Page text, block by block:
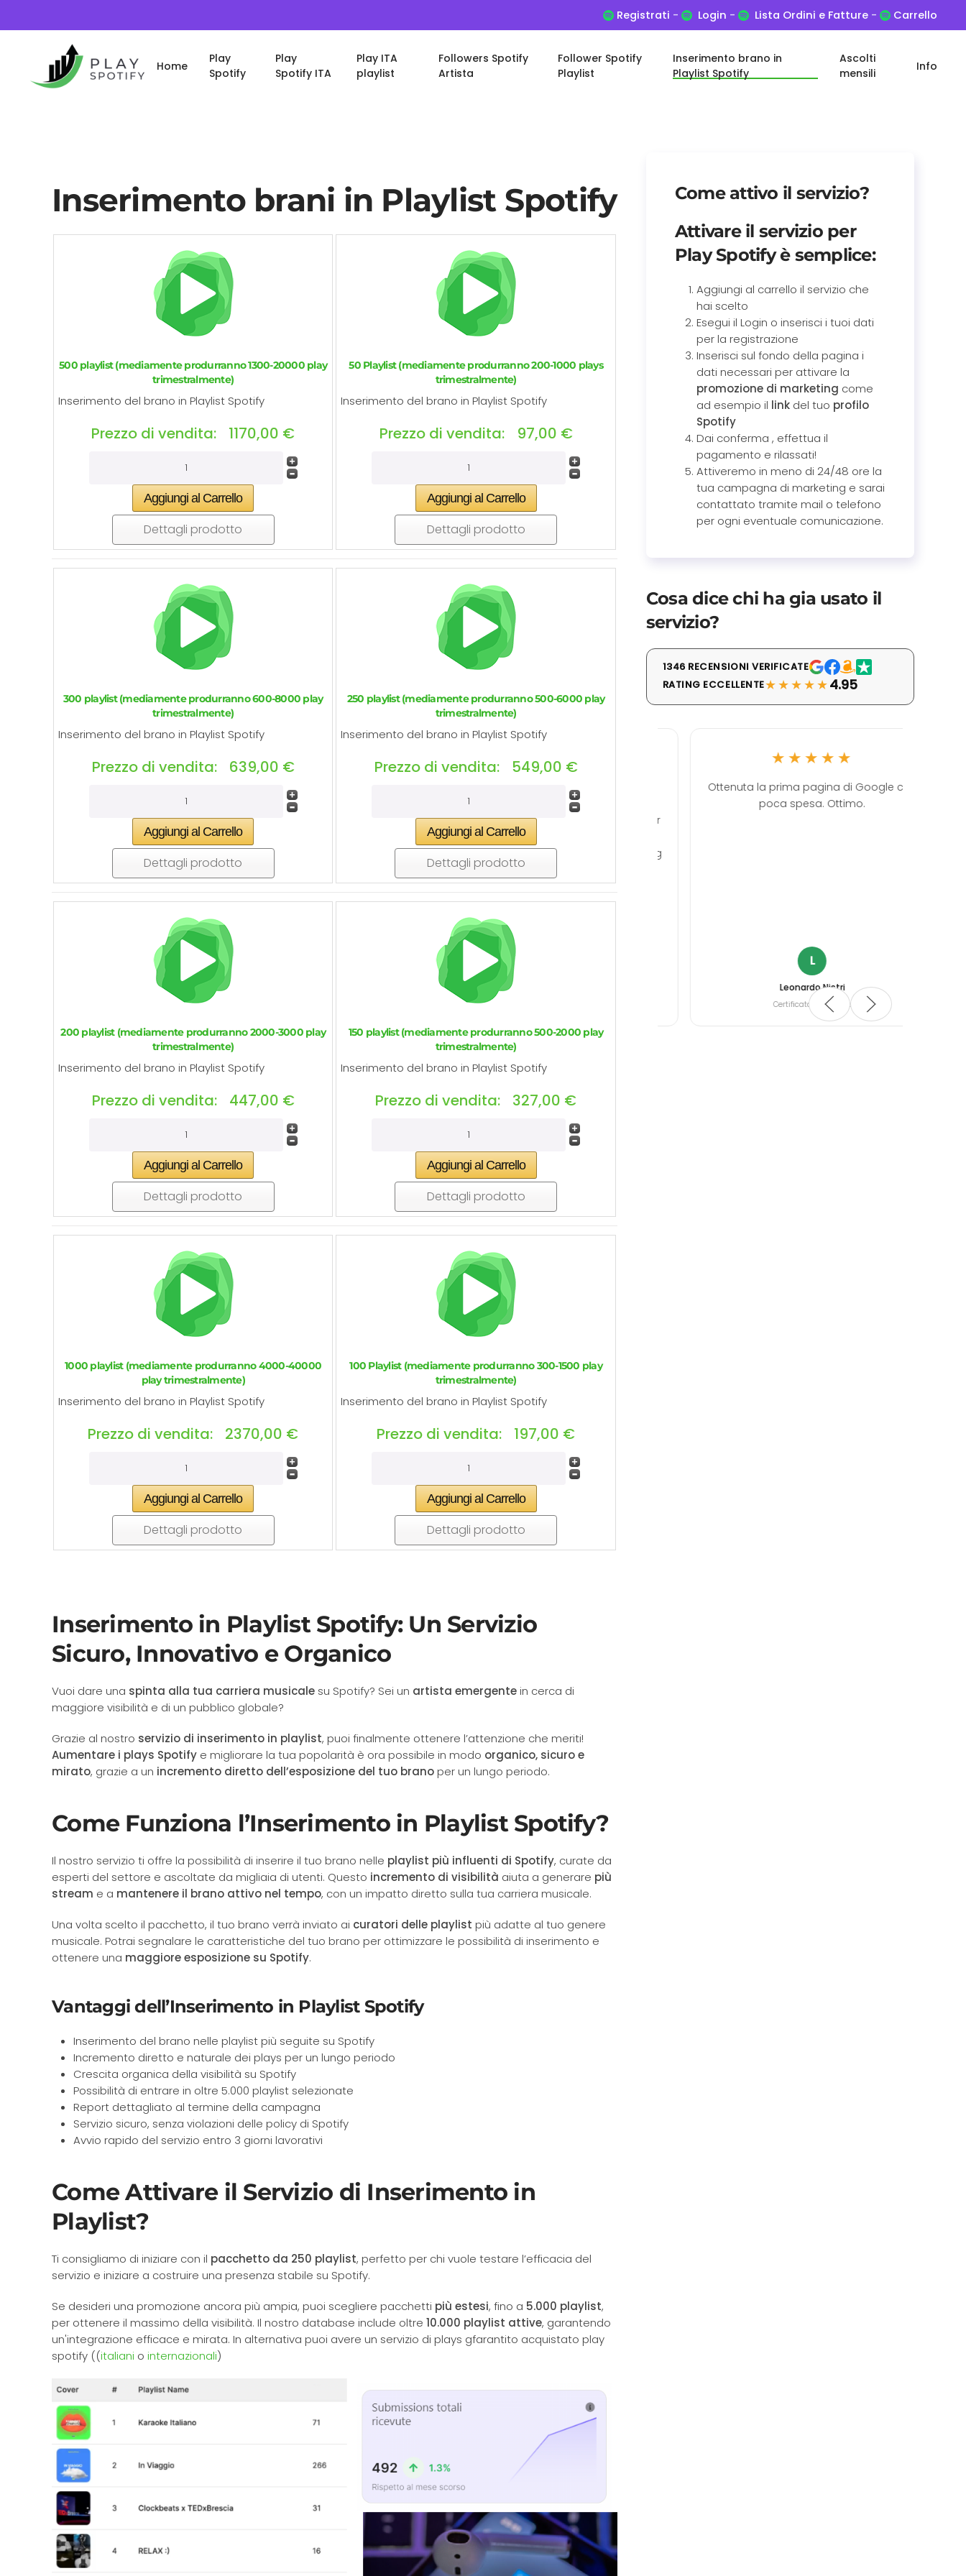
Registrati - Login - Lista Ordini e Fatture - Carrello
Home
Play
Spotify
Play
Spotify ITA
Play ITA
playlist
Followers Spotify
Artista
Follower Spotify
Playlist
Inserimento brano in
Playlist Spotify
Ascolti
mensili
Info
Inserimento brani in Playlist Spotify
500 playlist (mediamente produrranno 1300-20000 play
trimestralmente)
Inserimento del brano in Playlist Spotify
Prezzo di vendita: 1170,00 €
Dettagli prodotto
50 Playlist (mediamente produrranno 200-1000 plays
trimestralmente)
Inserimento del brano in Playlist Spotify
Prezzo di vendita: 97,00 €
Dettagli prodotto
300 playlist (mediamente produrranno 600-8000 play
trimestralmente)
Inserimento del brano in Playlist Spotify
Prezzo di vendita: 639,00 €
Dettagli prodotto
250 playlist (mediamente produrranno 500-6000 play
trimestralmente)
Inserimento del brano in Playlist Spotify
Prezzo di vendita: 549,00 €
Dettagli prodotto
200 playlist (mediamente produrranno 2000-3000 play
trimestralmente)
Inserimento del brano in Playlist Spotify
Prezzo di vendita: 447,00 €
Dettagli prodotto
150 playlist (mediamente produrranno 500-2000 play
trimestralmente)
Inserimento del brano in Playlist Spotify
Prezzo di vendita: 327,00 €
Dettagli prodotto
1000 playlist (mediamente produrranno 4000-40000
play trimestralmente)
Inserimento del brano in Playlist Spotify
Prezzo di vendita: 2370,00 €
Dettagli prodotto
100 Playlist (mediamente produrranno 300-1500 play
trimestralmente)
Inserimento del brano in Playlist Spotify
Prezzo di vendita: 197,00 €
Dettagli prodotto
Inserimento in Playlist Spotify: Un Servizio
Sicuro, Innovativo e Organico
Vuoi dare una spinta alla tua carriera musicale su Spotify? Sei un artista emergentein cerca di
maggiore visibilità e di un pubblico globale?
Grazie al nostro servizio di inserimento in playlist, puoi finalmente ottenere l’attenzione che meriti!
Aumentare i plays Spotify e migliorare la tua popolarità è ora possibile in modo organico, sicuro e
mirato, grazie a un incremento diretto dell’esposizione del tuo branoper un lungo periodo.
Come Funziona l’Inserimento in Playlist Spotify?
Il nostro servizio ti offre la possibilità di inserire il tuo brano nelle playlist più influenti di Spotify, curate da
esperti del settore e ascoltate da migliaia di utenti. Questo incremento di visibilità aiuta a generare più
stream e a mantenere il brano attivo nel tempo, con un impatto diretto sulla tua carriera musicale.
Una volta scelto il pacchetto, il tuo brano verrà inviato ai curatori delle playlist più adatte al tuo genere
musicale. Potrai segnalare le caratteristiche del tuo brano per ottimizzare le possibilità di inserimento e
ottenere una maggiore esposizione su Spotify.
Vantaggi dell’Inserimento in Playlist Spotify
Inserimento del brano nelle playlist più seguite su Spotify
Incremento diretto e naturale dei plays per un lungo periodo
Crescita organica della visibilità su Spotify
Possibilità di entrare in oltre 5.000 playlist selezionate
Report dettagliato al termine della campagna
Servizio sicuro, senza violazioni delle policy di Spotify
Avvio rapido del servizio entro 3 giorni lavorativi
Come Attivare il Servizio di Inserimento in
Playlist?
Ti consigliamo di iniziare con il pacchetto da 250 playlist, perfetto per chi vuole testare l’efficacia del
servizio e iniziare a costruire una presenza stabile su Spotify.
Se desideri una promozione ancora più ampia, puoi scegliere pacchetti più estesi, fino a 5.000 playlist,
per ottenere il massimo della visibilità. Il nostro database include oltre 10.000 playlist attive, garantendo
un'integrazione efficace e mirata. In alternativa puoi avere un servizio di plays gfarantito acquistato play
spotify ((italiani o internazionali)
Come attivo il servizio?
Attivare il servizio per
Play Spotifyè semplice:
Aggiungi al carrello il servizio che
hai scelto
Esegui il Login o inserisci i tuoi dati
per la registrazione
Inserisci sul fondo della pagina i
dati necessari per attivare la
promozione di marketing come
ad esempio il linkdel tuo profilo
Spotify
Dai conferma , effettua il
pagamento e rilassati!
Attiveremo in meno di 24/48 ore la
tua campagna di marketing e sarai
contattato tramite mail o telefono
per ogni eventuale comunicazione.
Cosa dice chi ha gia usato il
servizio?
1346 RECENSIONI VERIFICATE
RATING ECCELLENTE★★★★★4.95
★★★★☆
✓ Servizio rapido e professionale con
assistenza immediata.
✓ Personale qualificato e disponibile per
ogni esigenza.
✓ Ottimi risultati con i servizi di marketing
e promozione.
✨
Riepilogo generato dall'IA
Basato su 142 recensioni
★★★★★
Ottenuta la prima pagina di Google con
poca spesa. Ottimo.
Leonardo Nistri
Certificata da Google